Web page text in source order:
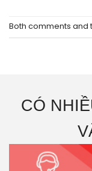
Both comments and
CÓ